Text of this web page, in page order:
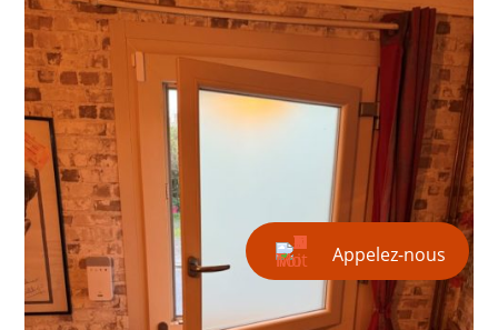
Appelez-nous